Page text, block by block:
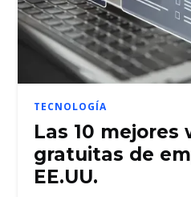
TECNOLOGÍA
Las 10 mejores
gratuitas de
EE.UU.